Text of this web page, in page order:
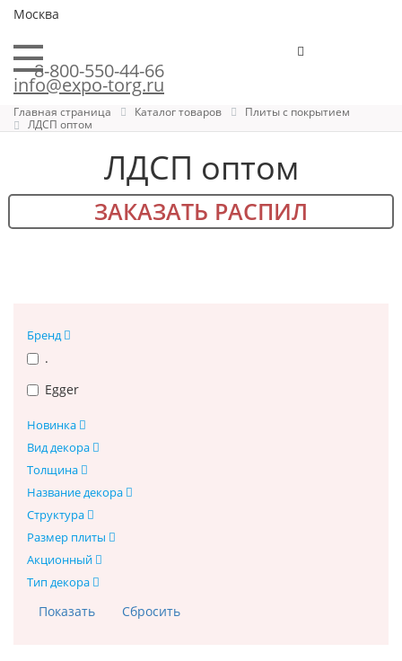
Москва
8-800-550-44-66
info@expo-torg.ru
Главная страница Каталог товаров
Плиты с покрытием
ЛДСП оптом
ЛДСП оптом
ЗАКАЗАТЬ РАСПИЛ
Бренд
.
Egger
Новинка
Вид декора
Толщина
Название декора
Структура
Размер плиты
Акционный
Тип декора